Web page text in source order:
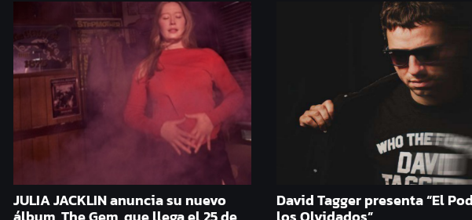
JULIA JACKLIN anuncia su nuevo
David Tagger presenta “El